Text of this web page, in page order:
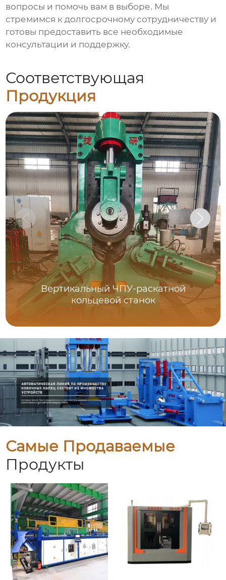
вопросы и помочь вам в выборе. Мы
стремимся к долгосрочному сотрудничеству и
готовы предоставить все необходимые
консультации и поддержку.
Соответствующая
Продукция
Вертикальный ЧПУ-раскатной
кольцевой станок
Самые Продаваемые
Продукты